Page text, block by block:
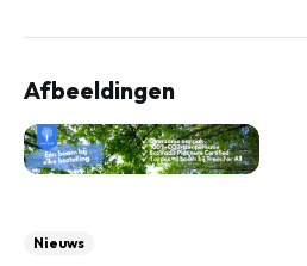
Afbeeldingen
Nieuws